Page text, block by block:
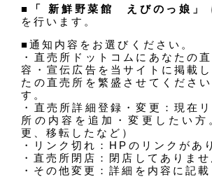
■「 新鮮野菜館 えびのっ娘」
を行います。
■通知内容をお選びください。
・直売所ドットコムにあなたの
容・宣伝広告を当サイトに掲載
たの直売所を繁盛させてくださ
す。
・直売所詳細登録・変更：現在
所の内容を追加・変更したい方
更、移転したなど）
・リンク切れ：HPのリンクがあ
・直売所閉店：閉店してありませ
・その他変更：詳細を内容に記載